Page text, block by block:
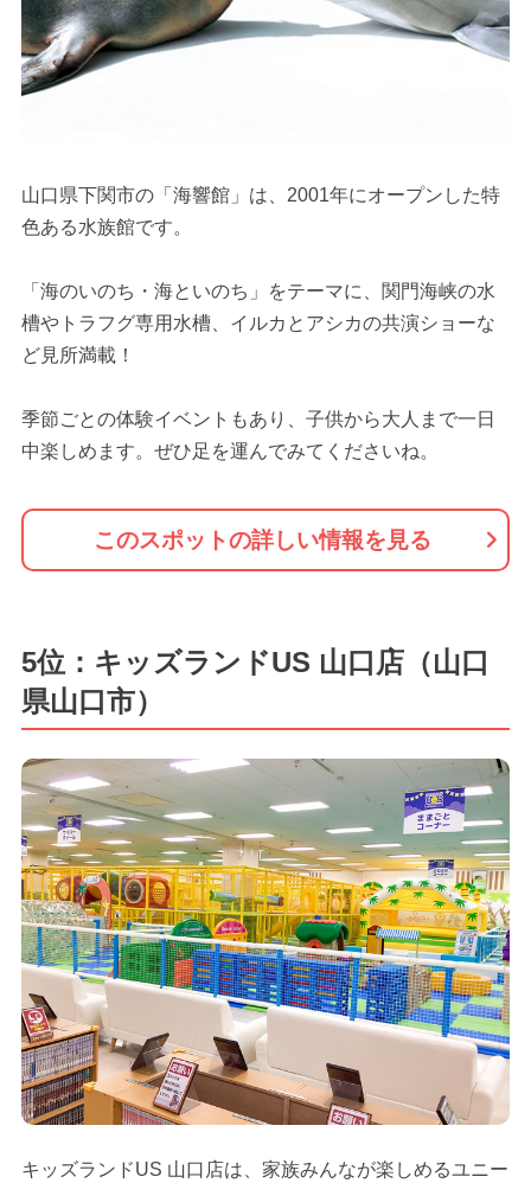
山口県下関市の「海響館」は、2001年にオープンした特
色ある水族館です。
「海のいのち・海といのち」をテーマに、関門海峡の水
槽やトラフグ専用水槽、イルカとアシカの共演ショーな
ど見所満載！
季節ごとの体験イベントもあり、子供から大人まで一日
中楽しめます。ぜひ足を運んでみてくださいね。
このスポットの詳しい情報を見る
5位：キッズランドUS 山口店（山口
県山口市）
キッズランドUS 山口店は、家族みんなが楽しめるユニー